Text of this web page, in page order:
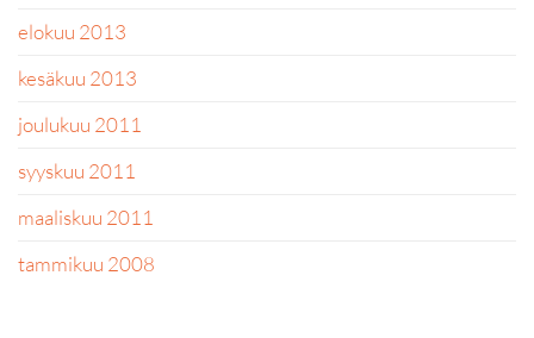
elokuu 2013
kesäkuu 2013
joulukuu 2011
syyskuu 2011
maaliskuu 2011
tammikuu 2008